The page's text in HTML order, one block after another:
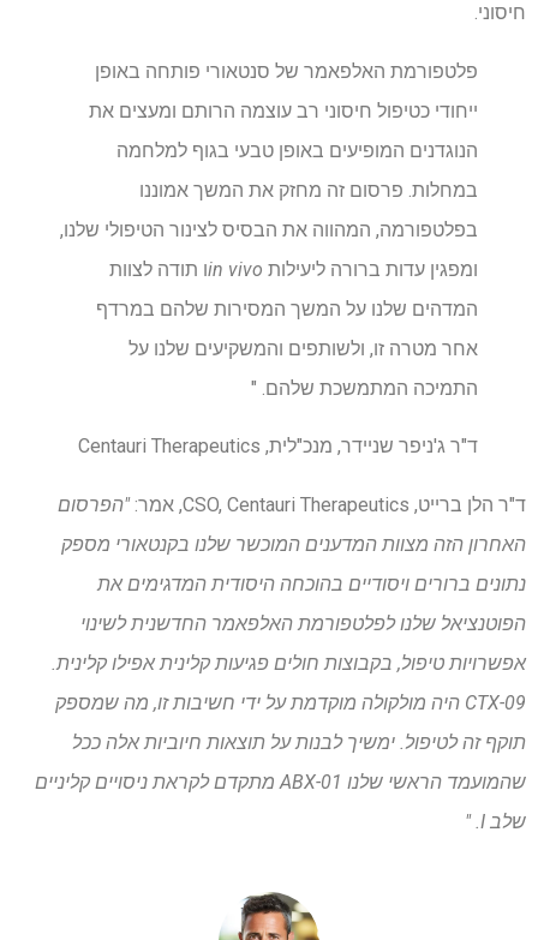
חיסוני.
פלטפורמת האלפאמר של סנטאורי פותחה באופן
ייחודי כטיפול חיסוני רב עוצמה הרותם ומעצים את
הנוגדנים המופיעים באופן טבעי בגוף למלחמה
במחלות. פרסום זה מחזק את המשך אמוננו
בפלטפורמה, המהווה את הבסיס לצינור הטיפולי שלנו,
ומפגין עדות ברורה ליעילות in vivoו תודה לצוות
המדהים שלנו על המשך המסירות שלהם במרדף
אחר מטרה זו, ולשותפים והמשקיעים שלנו על
התמיכה המתמשכת שלהם. "
ד"ר ג'ניפר שניידר, מנכ"לית, Centauri Therapeutics
ד"ר הלן ברייט, CSO, Centauri Therapeutics, אמר:
"הפרסום
האחרון הזה מצוות המדענים המוכשר שלנו בקנטאורי מספק
נתונים ברורים ויסודיים בהוכחה היסודית המדגימים את
הפוטנציאל שלנו לפלטפורמת האלפאמר החדשנית לשינוי
אפשרויות טיפול, בקבוצות חולים פגיעות קלינית אפילו קלינית.
CTX-09 היה מולקולה מוקדמת על ידי חשיבות זו, מה שמספק
תוקף זה לטיפול. ימשיך לבנות על תוצאות חיוביות אלה ככל
שהמועמד הראשי שלנו ABX-01 מתקדם לקראת ניסויים קליניים
שלב I. "